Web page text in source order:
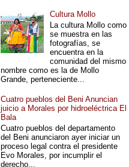
Cultura Mollo
La cultura Mollo como
se muestra en las
fotografías, se
encuentra en la
comunidad del mismo
nombre como es la de Mollo
Grande, perteneciente...
Cuatro pueblos del Beni Anuncian
juicio a Morales por hidroeléctrica El
Bala
Cuatro pueblos del departamento
del Beni anunciaron ayer iniciar un
proceso legal contra el presidente
Evo Morales, por incumplir el
derecho...